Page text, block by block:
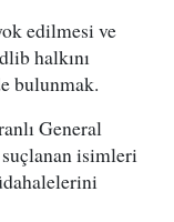
edilmesi ve
halkını
bulunmak.
General
suçlanan isimleri